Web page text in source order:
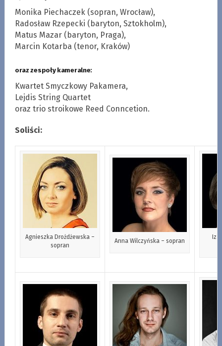
Monika Piechaczek (sopran, Wrocław),
Radosław Rzepecki (baryton, Sztokholm),
Matus Mazar (baryton, Praga),
Marcin Kotarba (tenor, Kraków)
oraz zespoły kameralne:
Kwartet Smyczkowy Pakamera,
Lejdis String Quartet
oraz trio stroikowe Reed Conncetion.
Soliści:
Agnieszka Drożdżewska –
sopran
Anna Wilczyńska – sopran